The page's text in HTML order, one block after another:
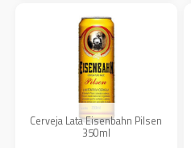
Cerveja Lata Eisenbahn Pilsen
350ml